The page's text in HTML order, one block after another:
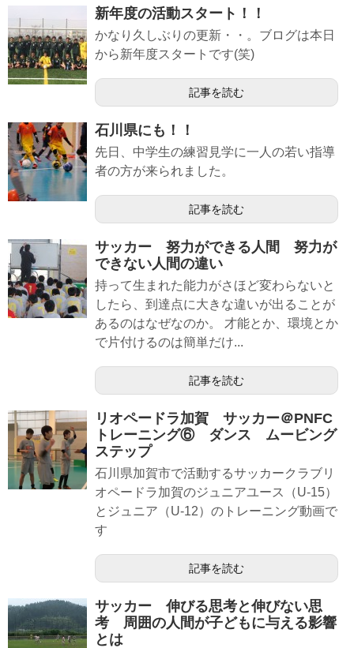
新年度の活動スタート！！
かなり久しぶりの更新・・。ブログは本日
から新年度スタートです(笑)
記事を読む
石川県にも！！
先日、中学生の練習見学に一人の若い指導
者の方が来られました。
記事を読む
サッカー 努力ができる人間 努力が
できない人間の違い
持って生まれた能力がさほど変わらないと
したら、到達点に大きな違いが出ることが
あるのはなぜなのか。 才能とか、環境とか
で片付けるのは簡単だけ...
記事を読む
リオペードラ加賀 サッカー＠PNFC
トレーニング⑥ ダンス ムービング
ステップ
石川県加賀市で活動するサッカークラブリ
オペードラ加賀のジュニアユース（U-15）
とジュニア（U-12）のトレーニング動画で
す
記事を読む
サッカー 伸びる思考と伸びない思
考 周囲の人間が子どもに与える影響
とは